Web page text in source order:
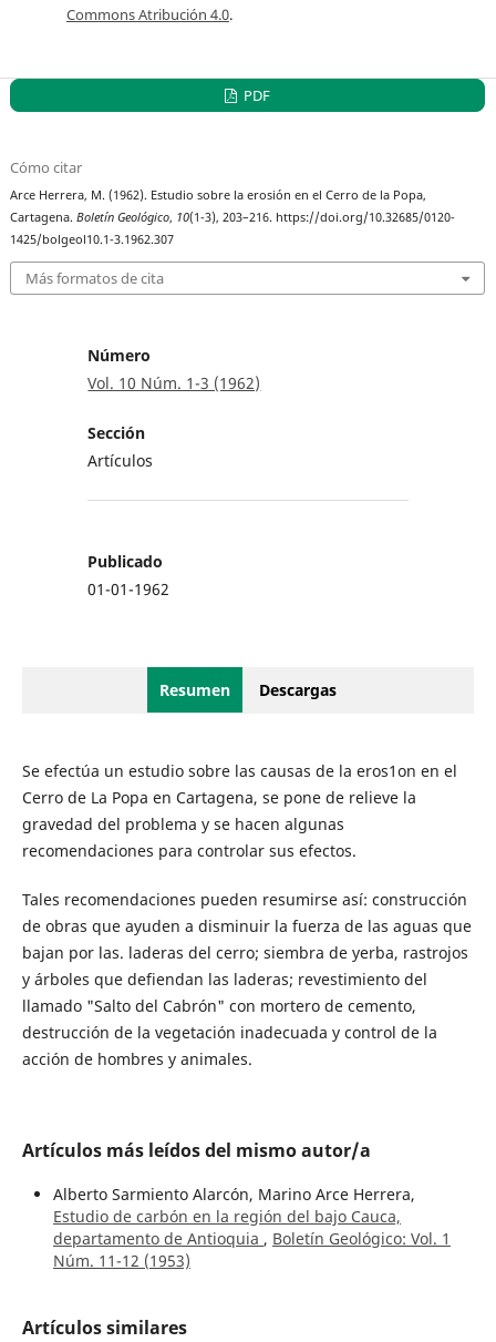
Commons Atribución 4.0.
PDF
Cómo citar
Arce Herrera, M. (1962). Estudio sobre la erosión en el Cerro de la Popa,
Cartagena.Boletín Geológico, 10(1-3), 203–216. https://doi.org/10.32685/0120-
1425/bolgeol10.1-3.1962.307
Más formatos de cita
Número
Vol. 10 Núm. 1-3 (1962)
Sección
Artículos
Publicado
01-01-1962
Resumen Descargas
Se efectúa un estudio sobre las causas de la eros1on en el
Cerro de La Popa en Cartagena, se pone de relieve la
gravedad del problema y se hacen algunas
recomendaciones para controlar sus efectos.
Tales recomendaciones pueden resumirse así: construcción
de obras que ayuden a disminuir la fuerza de las aguas que
bajan por las. laderas del cerro; siembra de yerba, rastrojos
y árboles que defiendan las laderas; revestimiento del
llamado "Salto del Cabrón" con mortero de cemento,
destrucción de la vegetación inadecuada y control de la
acción de hombres y animales.
Artículos más leídos del mismo autor/a
Alberto Sarmiento Alarcón, Marino Arce Herrera,
Estudio de carbón en la región del bajo Cauca,
departamento de Antioquia , Boletín Geológico: Vol. 1
Núm. 11-12 (1953)
Artículos similares